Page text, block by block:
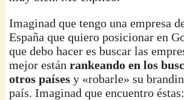
Imaginad que tengo una empresa
España que quiero posicionar en
que debo hacer es buscar las
mejor estánrankeando en los
otros países y «robarle» su
país. Imaginad que encuentro éstas: